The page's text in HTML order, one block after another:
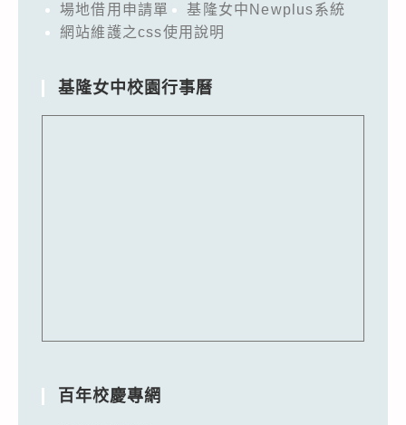
場地借用申請單
基隆女中Newplus系統
網站維護之css使用說明
基隆女中校園行事曆
百年校慶專網